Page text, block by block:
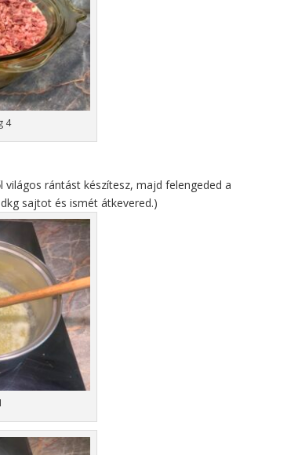
4
rántást készítesz, majd felengeded a
sajtot és ismét átkevered.)